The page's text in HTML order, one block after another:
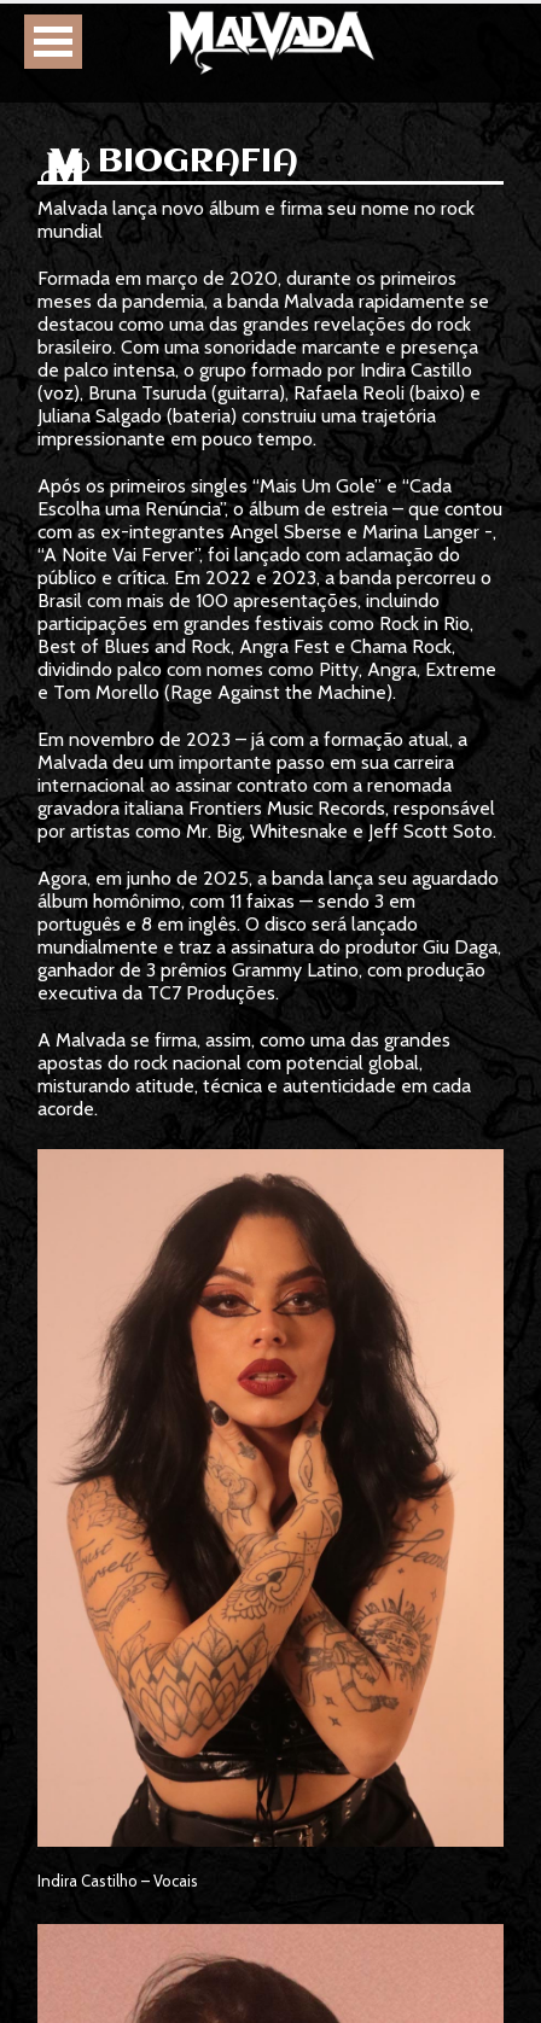
HOME
AGENDA
BIOGRAFIA
DISCOGRAFIA
FOTOS
VÍDEOS
CONTATOS
BIOGRAFIA
Malvada lança novo álbum e firma seu nome no rock
mundial
Formada em março de 2020, durante os primeiros
meses da pandemia, a banda Malvada rapidamente se
destacou como uma das grandes revelações do rock
brasileiro. Com uma sonoridade marcante e presença
de palco intensa, o grupo formado por Indira Castillo
(voz), Bruna Tsuruda (guitarra), Rafaela Reoli (baixo) e
Juliana Salgado (bateria) construiu uma trajetória
impressionante em pouco tempo.
Após os primeiros singles “Mais Um Gole” e “Cada
Escolha uma Renúncia”, o álbum de estreia – que contou
com as ex-integrantes Angel Sberse e Marina Langer -,
“A Noite Vai Ferver”, foi lançado com aclamação do
público e crítica. Em 2022 e 2023, a banda percorreu o
Brasil com mais de 100 apresentações, incluindo
participações em grandes festivais como Rock in Rio,
Best of Blues and Rock, Angra Fest e Chama Rock,
dividindo palco com nomes como Pitty, Angra, Extreme
e Tom Morello (Rage Against the Machine).
Em novembro de 2023 – já com a formação atual, a
Malvada deu um importante passo em sua carreira
internacional ao assinar contrato com a renomada
gravadora italiana Frontiers Music Records, responsável
por artistas como Mr. Big, Whitesnake e Jeff Scott Soto.
Agora, em junho de 2025, a banda lança seu aguardado
álbum homônimo, com 11 faixas — sendo 3 em
português e 8 em inglês. O disco será lançado
mundialmente e traz a assinatura do produtor Giu Daga,
ganhador de 3 prêmios Grammy Latino, com produção
executiva da TC7 Produções.
A Malvada se firma, assim, como uma das grandes
apostas do rock nacional com potencial global,
misturando atitude, técnica e autenticidade em cada
acorde.
Indira Castilho – Vocais